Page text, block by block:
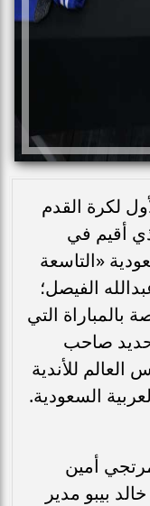
لكرة القدم
أقيم في
«التاسعة
الفيصل؛
بالمباراة التي
صاحب
العالم للأندية
أمين
بيبو مدير